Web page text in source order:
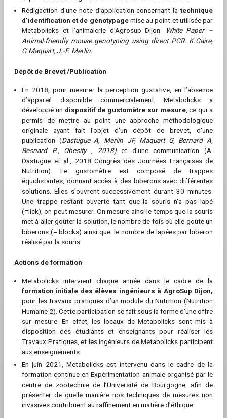
Rédigaction d'une note d’application concernant la technique
d’identification et de génotypagemise au point et utilisée par
Metabolicks et l’animalerie d’Agrosup Dijon.
White Paper –
Animal-friendly mouse genotyping using direct PCR. K.Gaire,
G.Maquart, J.-F. Merlin
Dépôt de Brevet /Publication
En 2018, pour mesurer la perception gustative, en l’absence
d’appareil disponible commercialement, Metabolicks a
développé un dispositif de gustomètre sur mesure, ce qui a
permis de mettre au point une approche méthodologique
originale ayant fait l’objet d’un dépôt de brevet, d’une
publication (Dastugue A, Merlin JF, Maquart G, Bernard A,
Besnard P., Obesity , 2018)et d’une communication (A.
Dastugue et al., 2018 Congrès des Journées Françaises de
Nutrition). Le gustomètre est composé de trappes
équidistantes, donnant accès à des biberons avec différentes
solutions. Elles s'ouvrent successivement durant 30 minutes.
Une trappe restant ouverte tant que la souris n'a pas lapé
(=lick), on peut mesurer. On mesure ainsi le temps que la souris
met à aller goûter la solution, le nombre de fois où elle goûte un
biberons (= blocks) ainsi que le nombre de lapées par biberon
réalisé par la souris.
Actions de formation
Metabolicks intervient chaque année dans le cadre de la
formation initiale des élèves ingénieurs à AgroSup Dijon,
pour les travaux pratiques d’un module du Nutrition (Nutrition
Humaine 2). Cette participation se fait sous la forme d’une offre
sur mesure. En effet, les locaux de Metabolicks sont mis à
disposition des étudiants et enseignants pour réaliser les
Travaux Pratiques, et les ingénieurs de Metabolicks participent
aux enseignements.
En juin 2021, Metabolicks est intervenu dans le cadre de la
formation continue en Expérimentation animale organisé par le
centre de zootechnie de l’Université de Bourgogne, afin de
présenter de quelle manière nos techniques de mesures non
invasives contribuent au raffinement en matière d’éthique.